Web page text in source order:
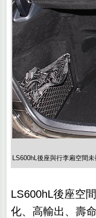
LS600hL後座與行李廂空間
LS600hL後座空
化、高輸出、壽